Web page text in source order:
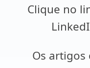
Clique no
Os artigos